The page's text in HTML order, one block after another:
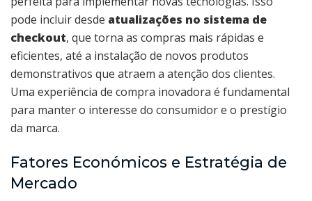
pode incluir desde atualizações no sistema de
checkout, que torna as compras mais rápidas e
eficientes, até a instalação de novos produtos
demonstrativos que atraem a atenção dos clientes.
Uma experiência de compra inovadora é fundamental
para manter o interesse do consumidor e o prestígio
da marca.
Fatores Económicos e Estratégia de
Mercado